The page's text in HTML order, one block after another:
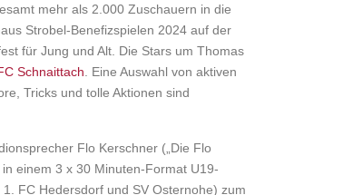
mehr als 2.000 Zuschauern in die
Strobel-Benefizspielen 2024 auf der
für Jung und Alt. Die Stars um Thomas
Schnaittach . Eine Auswahl von aktiven
Tricks und tolle Aktionen sind
Flo Kerschner („Die Flo
einem 3 x 30 Minuten-Format U19-
FC Hedersdorf und SV Osternohe) zum